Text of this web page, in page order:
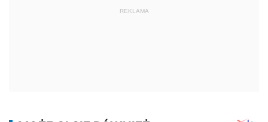
REKLAMA